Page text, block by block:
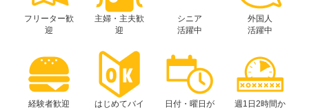
フリーター歓
迎
主婦・主夫歓
迎
シニア
活躍中
外国人
活躍中
経験者歓迎
はじめてバイ
日付・曜日が
週1日2時間か